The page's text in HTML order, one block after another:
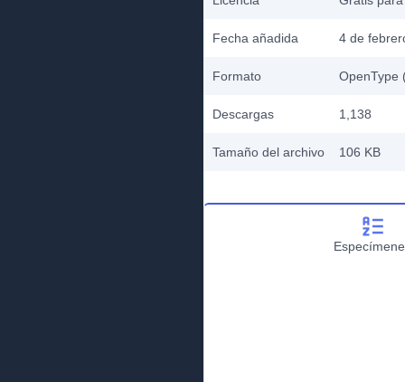
Fecha añadida 4 de
Formato OpenType
Descargas 1,138
Tamaño del archivo 106 KB